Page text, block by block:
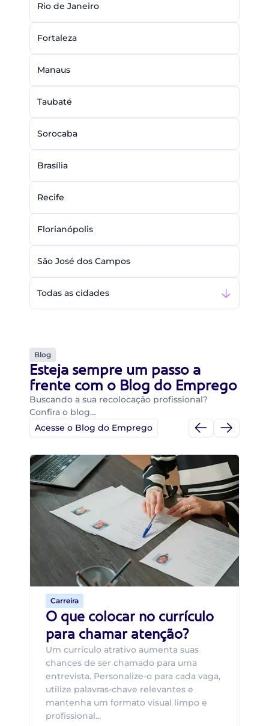
Rio de Janeiro
Fortaleza
Manaus
Taubaté
Sorocaba
Brasília
Recife
Florianópolis
São José dos Campos
Todas as cidades
Blog
Esteja sempre um passo a
frente com o Blog do Emprego
Buscando a sua recolocação profissional?
Confira o blog…
Acesse o Blog do Emprego
Carreira
O que colocar no currículo
para chamar atenção?
Um currículo atrativo aumenta suas
chances de ser chamado para uma
entrevista. Personalize-o para cada vaga,
utilize palavras-chave relevantes e
mantenha um formato visual limpo e
profissional...